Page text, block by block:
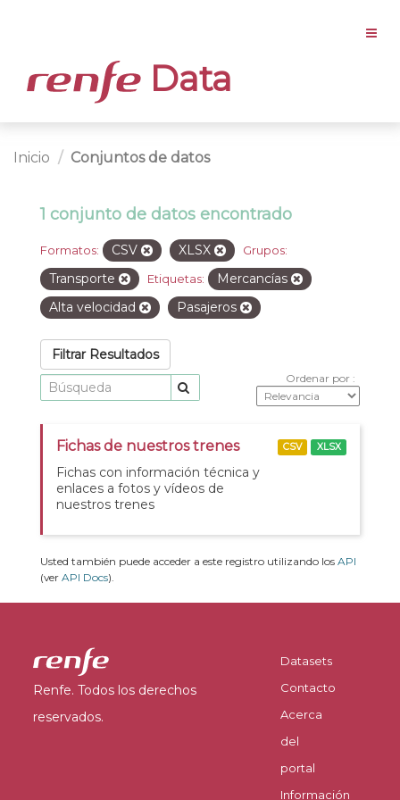
Data
Inicio Conjuntos de datos
1 conjunto de datos encontrado
Formatos: CSV XLSX Grupos:
Transporte Etiquetas:
Mercancías
Alta velocidad
Pasajeros
Filtrar Resultados
Ordenar por
Fichas de nuestros trenes
Fichas con información técnica y
enlaces a fotos y vídeos de
nuestros trenes
CSV XLSX
Usted también puede acceder a este registro utilizando los API
(ver API Docs).
Renfe. Todos los derechos
reservados.
Datasets
Contacto
Acerca
del
portal
Información